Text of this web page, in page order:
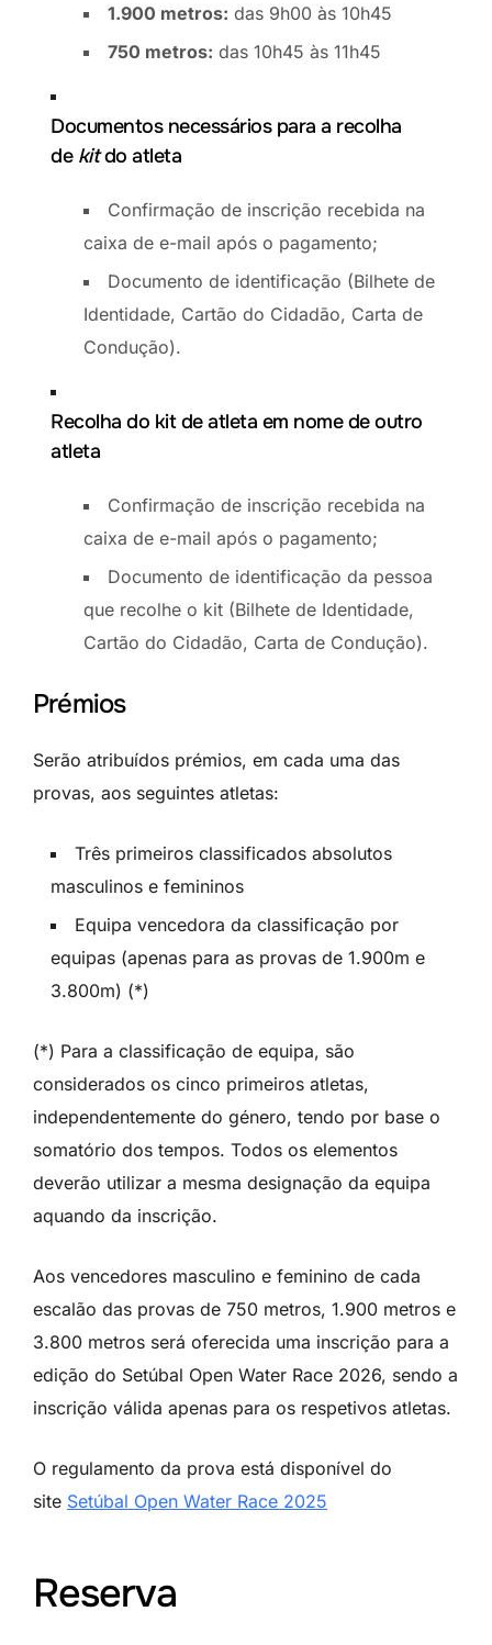
1.900 metros: das 9h00 às 10h45
750 metros: das 10h45 às 11h45
Documentos necessários para a recolha
de kitdo atleta
Confirmação de inscrição recebida na
caixa de e-mail após o pagamento;
Documento de identificação (Bilhete de
Identidade, Cartão do Cidadão, Carta de
Condução).
Recolha do kit de atleta em nome de outro
atleta
Confirmação de inscrição recebida na
caixa de e-mail após o pagamento;
Documento de identificação da pessoa
que recolhe o kit (Bilhete de Identidade,
Cartão do Cidadão, Carta de Condução).
Prémios
Serão atribuídos prémios, em cada uma das
provas, aos seguintes atletas:
Três primeiros classificados absolutos
masculinos e femininos
Equipa vencedora da classificação por
equipas (apenas para as provas de 1.900m e
3.800m) (*)
(*) Para a classificação de equipa, são
considerados os cinco primeiros atletas,
independentemente do género, tendo por base o
somatório dos tempos. Todos os elementos
deverão utilizar a mesma designação da equipa
aquando da inscrição.
Aos vencedores masculino e feminino de cada
escalão das provas de 750 metros, 1.900 metros e
3.800 metros será oferecida uma inscrição para a
edição do Setúbal Open Water Race 2026, sendo a
inscrição válida apenas para os respetivos atletas.
O regulamento da prova está disponível do
site Setúbal Open Water Race 2025
Reserva